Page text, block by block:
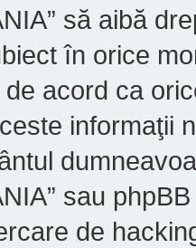
să aibă
în orice
acord ca
informaţii
sau
de